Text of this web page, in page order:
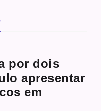
por dois
apresentar
em